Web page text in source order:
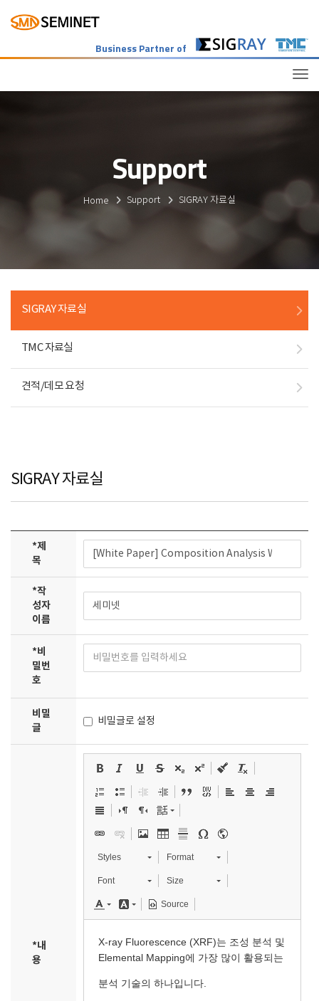
Business Partner of
Support
Home Support SIGRAY 자료실
SIGRAY 자료실
TMC 자료실
견적/데모 요청
SIGRAY 자료실
*제
목
*작
성자
이름
*비
밀번
호
비밀
글
비밀글로 설정
*내
용
Styles Format
Font Size
Source